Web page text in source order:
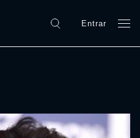
Entrar